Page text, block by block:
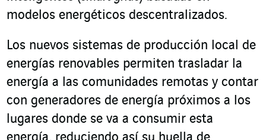
modelos energéticos descentralizados.
Los nuevos sistemas de producción local de
energías renovables permiten trasladar la
energía a las comunidades remotas y contar
con generadores de energía próximos a los
lugares donde se va a consumir esta